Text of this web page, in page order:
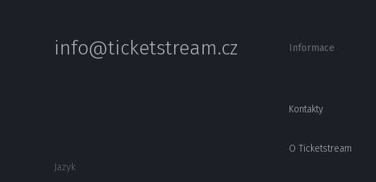
info@ticketstream.cz
Jazyk
Informace
Kontakty
O Ticketstream